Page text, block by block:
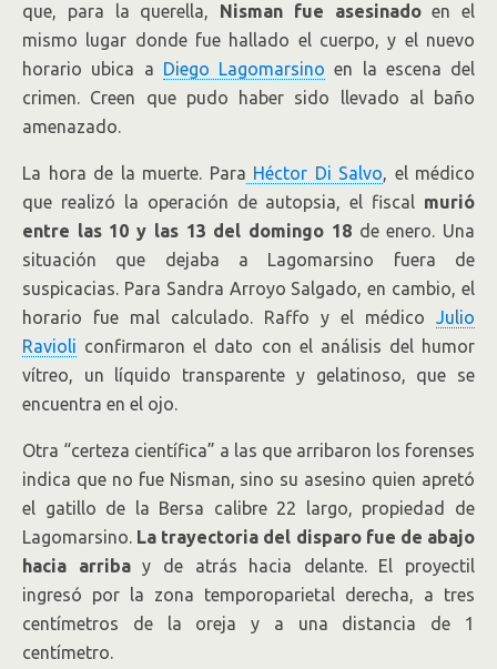
que, para la querella, Nisman fue asesinadoen el
mismo lugar donde fue hallado el cuerpo, y el nuevo
horario ubica a Diego Lagomarsino en la escena del
crimen. Creen que pudo haber sido llevado al baño
amenazado.
La hora de la muerte. Para Héctor Di Salvo, el médico
que realizó la operación de autopsia, el fiscal murió
entre las 10 y las 13 del domingo 18de enero. Una
situación que dejaba a Lagomarsino fuera de
suspicacias. Para Sandra Arroyo Salgado, en cambio, el
horario fue mal calculado. Raffo y el médico Julio
Ravioli confirmaron el dato con el análisis del humor
vítreo, un líquido transparente y gelatinoso, que se
encuentra en el ojo.
Otra “certeza científica” a las que arribaron los forenses
indica que no fue Nisman, sino su asesino quien apretó
el gatillo de la Bersa calibre 22 largo, propiedad de
Lagomarsino. La trayectoria del disparo fue de abajo
hacia arribay de atrás hacia delante. El proyectil
ingresó por la zona temporoparietal derecha, a tres
centímetros de la oreja y a una distancia de 1
centímetro.